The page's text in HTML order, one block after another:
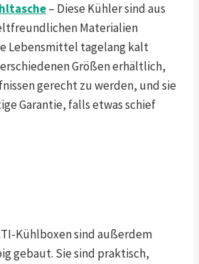
– Diese Kühler sind aus
Materialien
Lebensmittel tagelang kalt
Größen erhältlich,
gerecht zu werden, und sie
Garantie, falls etwas schief
Kühlboxen sind außerdem
gebaut. Sie sind praktisch,